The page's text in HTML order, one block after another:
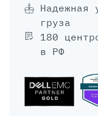
Надежная
груза
180
в РФ